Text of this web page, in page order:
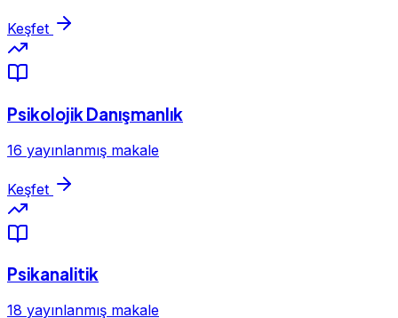
Keşfet
Psikolojik Danışmanlık
16 yayınlanmış makale
Keşfet
Psikanalitik
18 yayınlanmış makale